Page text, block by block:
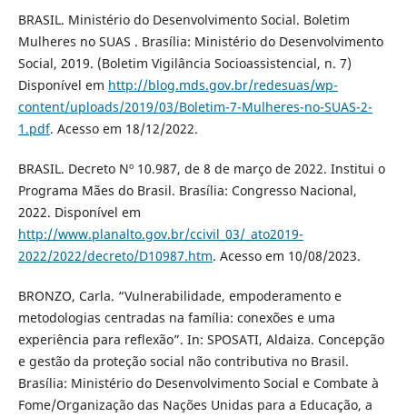
BRASIL. Ministério do Desenvolvimento Social. Boletim
Mulheres no SUAS . Brasília: Ministério do Desenvolvimento
Social, 2019. (Boletim Vigilância Socioassistencial, n. 7)
Disponível em http://blog.mds.gov.br/redesuas/wp-
content/uploads/2019/03/Boletim-7-Mulheres-no-SUAS-2-
1.pdf. Acesso em 18/12/2022.
BRASIL. Decreto Nº 10.987, de 8 de março de 2022. Institui o
Programa Mães do Brasil. Brasília: Congresso Nacional,
2022. Disponível em
http://www.planalto.gov.br/ccivil_03/_ato2019-
2022/2022/decreto/D10987.htm. Acesso em 10/08/2023.
BRONZO, Carla. “Vulnerabilidade, empoderamento e
metodologias centradas na família: conexões e uma
experiência para reflexão”. In: SPOSATI, Aldaiza. Concepção
e gestão da proteção social não contributiva no Brasil.
Brasília: Ministério do Desenvolvimento Social e Combate à
Fome/Organização das Nações Unidas para a Educação, a